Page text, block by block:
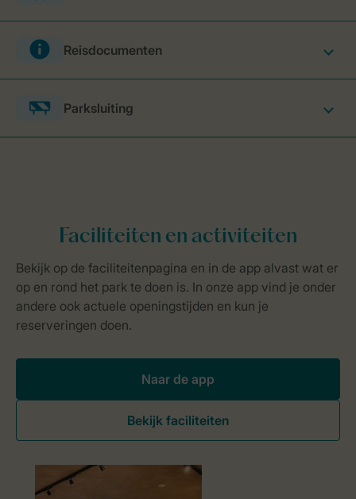
Reisdocumenten
Parksluiting
Naar de app
Bekijk faciliteiten